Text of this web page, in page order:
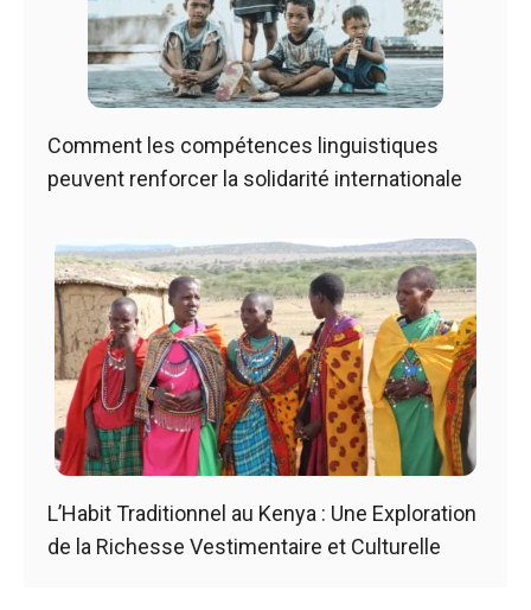
Comment les compétences linguistiques
peuvent renforcer la solidarité internationale
L’Habit Traditionnel au Kenya : Une Exploration
de la Richesse Vestimentaire et Culturelle